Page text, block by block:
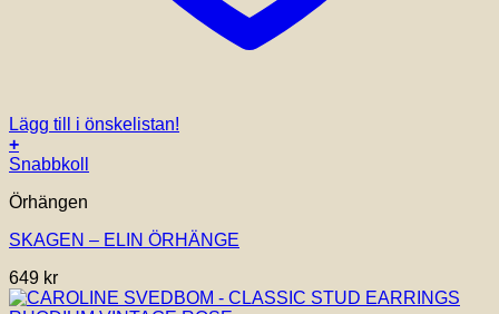
Lägg till i önskelistan!
+
Snabbkoll
Örhängen
SKAGEN – ELIN ÖRHÄNGE
649 kr